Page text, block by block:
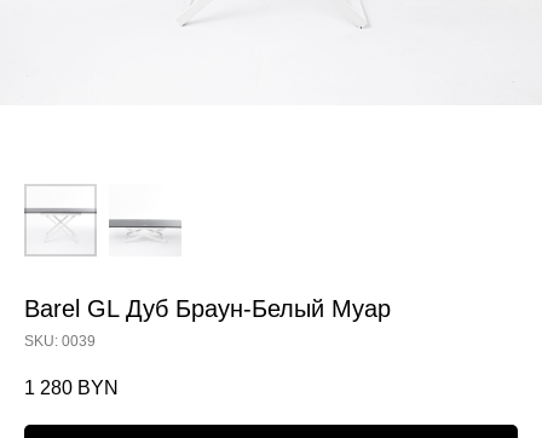
Barel GL Дуб Браун-Белый Муар
SKU: 0039
1 280 BYN